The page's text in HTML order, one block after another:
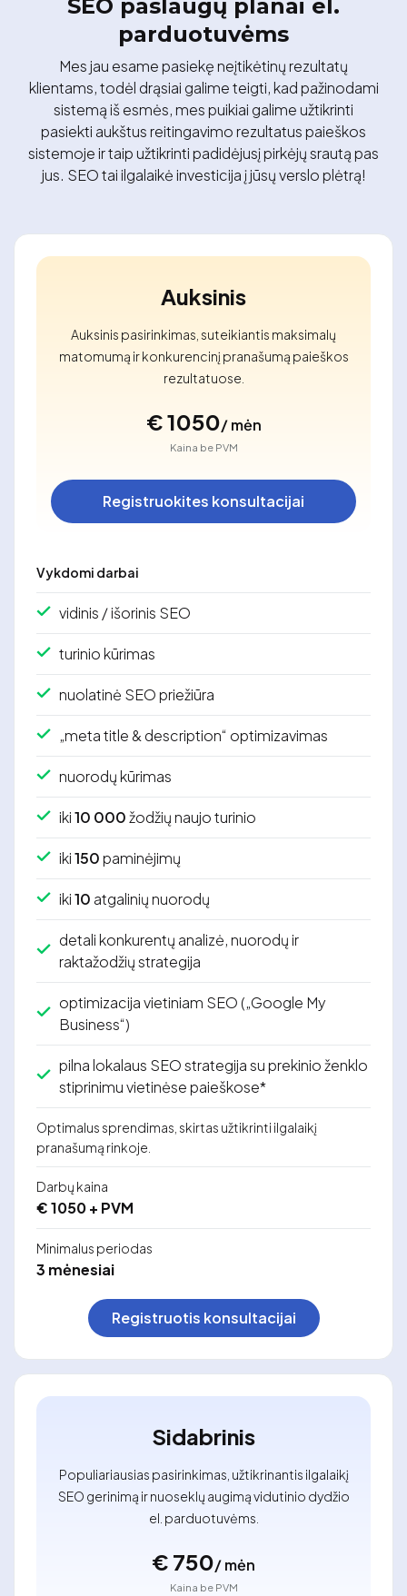
SEO paslaugų planai el.
parduotuvėms
Mes jau esame pasiekę neįtikėtinų rezultatų
klientams, todėl drąsiai galime teigti, kad pažinodami
sistemą iš esmės, mes puikiai galime užtikrinti
pasiekti aukštus reitingavimo rezultatus paieškos
sistemoje ir taip užtikrinti padidėjusį pirkėjų srautą pas
jus. SEO tai ilgalaikė investicija į jūsų verslo plėtrą!
Auksinis
Auksinis pasirinkimas, suteikiantis maksimalų
matomumą ir konkurencinį pranašumą paieškos
rezultatuose.
€ 1050/ mėn
Kaina be PVM
Registruokites konsultacijai
Vykdomi darbai
vidinis / išorinis SEO
turinio kūrimas
nuolatinė SEO priežiūra
„meta title & description“ optimizavimas
nuorodų kūrimas
iki10 000žodžių naujo turinio
iki150paminėjimų
iki10 atgalinių nuorodų
detali konkurentų analizė, nuorodų ir
raktažodžių strategija
optimizacija vietiniam SEO („Google My
Business“)
pilna lokalaus SEO strategija su prekinio ženklo
stiprinimu vietinėse paieškose*
Optimalus sprendimas, skirtas užtikrinti ilgalaikį
pranašumą rinkoje.
Darbų kaina
€ 1050 + PVM
Minimalus periodas
3 mėnesiai
Registruotis konsultacijai
Sidabrinis
Populiariausias pasirinkimas, užtikrinantis ilgalaikį
SEO gerinimą ir nuoseklų augimą vidutinio dydžio
el. parduotuvėms.
€ 750/ mėn
Kaina be PVM